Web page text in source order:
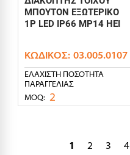
ΜΠΟΥΤΟΝ ΕΞΩΤΕΡΙΚΟ
1P LED IP66 MP14 HEI
ΚΩΔΙΚΌΣ: 03.005.0107
ΕΛΆΧΙΣΤΗ ΠΟΣΌΤΗΤΑ
ΠΑΡΑΓΓΕΛΊΑΣ
MOQ: 2
1 2 3 4